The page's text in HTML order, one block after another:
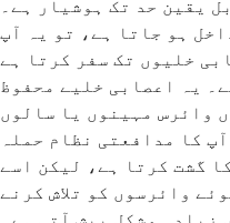
یقین حد تک ہوشیار ہے۔
ہو جاتا ہے، تو یہ آپ
خلیوں تک سفر کرتا ہے
یہ اعصابی خلیے محفوظ
وائرس مہینوں یا سالوں
کا مدافعتی نظام حملہ
گشت کرتا ہے، لیکن اسے
وائرسوں کو تلاش کرنے
زیادہ مشکل پیش آتی ہے۔